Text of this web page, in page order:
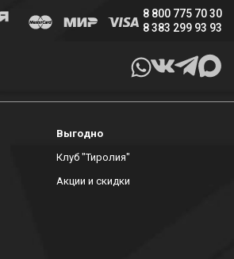
8 800 775 70 30
8 383 299 93 93
Выгодно
Клуб "Тиролия"
Акции и скидки